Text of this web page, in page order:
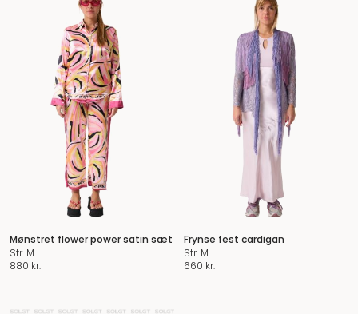
Mønstret flower power satin sæt
Str. M
880 kr.
Frynse fest cardigan
Str. M
660 kr.